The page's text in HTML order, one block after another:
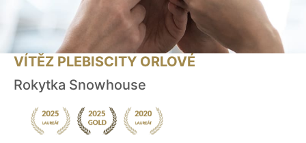
VÍTĚZ PLEBISCITY ORLOVÉ
Rokytka Snowhouse